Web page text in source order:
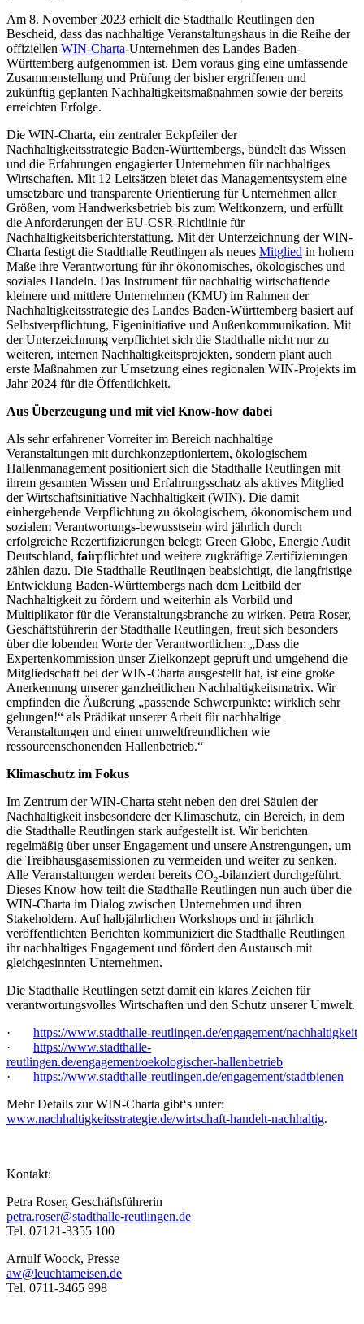
Am 8. November 2023 erhielt die Stadthalle Reutlingen den
Bescheid, dass das nachhaltige Veranstaltungshaus in die Reihe der
offiziellen WIN-Charta-Unternehmen des Landes Baden-
Württemberg aufgenommen ist. Dem voraus ging eine umfassende
Zusammenstellung und Prüfung der bisher ergriffenen und
zukünftig geplanten Nachhaltigkeitsmaßnahmen sowie der bereits
erreichten Erfolge.
Die WIN-Charta, ein zentraler Eckpfeiler der
Nachhaltigkeitsstrategie Baden-Württembergs, bündelt das Wissen
und die Erfahrungen engagierter Unternehmen für nachhaltiges
Wirtschaften. Mit 12 Leitsätzen bietet das Managementsystem eine
umsetzbare und transparente Orientierung für Unternehmen aller
Größen, vom Handwerksbetrieb bis zum Weltkonzern, und erfüllt
die Anforderungen der EU-CSR-Richtlinie für
Nachhaltigkeitsberichterstattung. Mit der Unterzeichnung der WIN-
Charta festigt die Stadthalle Reutlingen als neues Mitglied in hohem
Maße ihre Verantwortung für ihr ökonomisches, ökologisches und
soziales Handeln. Das Instrument für nachhaltig wirtschaftende
kleinere und mittlere Unternehmen (KMU) im Rahmen der
Nachhaltigkeitsstrategie des Landes Baden-Württemberg basiert auf
Selbstverpflichtung, Eigeninitiative und Außenkommunikation. Mit
der Unterzeichnung verpflichtet sich die Stadthalle nicht nur zu
weiteren, internen Nachhaltigkeitsprojekten, sondern plant auch
erste Maßnahmen zur Umsetzung eines regionalen WIN-Projekts im
Jahr 2024 für die Öffentlichkeit.
Aus Überzeugung und mit viel Know-how dabei
Als sehr erfahrener Vorreiter im Bereich nachhaltige
Veranstaltungen mit durchkonzeptioniertem, ökologischem
Hallenmanagement positioniert sich die Stadthalle Reutlingen mit
ihrem gesamten Wissen und Erfahrungsschatz als aktives Mitglied
der Wirtschaftsinitiative Nachhaltigkeit (WIN). Die damit
einhergehende Verpflichtung zu ökologischem, ökonomischem und
sozialem Verantwortungs-bewusstsein wird jährlich durch
erfolgreiche Rezertifizierungen belegt: Green Globe, Energie Audit
Deutschland, fairpflichtet und weitere zugkräftige Zertifizierungen
zählen dazu. Die Stadthalle Reutlingen beabsichtigt, die langfristige
Entwicklung Baden-Württembergs nach dem Leitbild der
Nachhaltigkeit zu fördern und weiterhin als Vorbild und
Multiplikator für die Veranstaltungsbranche zu wirken. Petra Roser,
Geschäftsführerin der Stadthalle Reutlingen, freut sich besonders
über die lobenden Worte der Verantwortlichen: „Dass die
Expertenkommission unser Zielkonzept geprüft und umgehend die
Mitgliedschaft bei der WIN-Charta ausgestellt hat, ist eine große
Anerkennung unserer ganzheitlichen Nachhaltigkeitsmatrix. Wir
empfinden die Äußerung „passende Schwerpunkte: wirklich sehr
gelungen!“ als Prädikat unserer Arbeit für nachhaltige
Veranstaltungen und einen umweltfreundlichen wie
ressourcenschonenden Hallenbetrieb.“
Klimaschutz im Fokus
Im Zentrum der WIN-Charta steht neben den drei Säulen der
Nachhaltigkeit insbesondere der Klimaschutz, ein Bereich, in dem
die Stadthalle Reutlingen stark aufgestellt ist. Wir berichten
regelmäßig über unser Engagement und unsere Anstrengungen, um
die Treibhausgasemissionen zu vermeiden und weiter zu senken.
Alle Veranstaltungen werden bereits CO₂-bilanziert durchgeführt.
Dieses Know-how teilt die Stadthalle Reutlingen nun auch über die
WIN-Charta im Dialog zwischen Unternehmen und ihren
Stakeholdern. Auf halbjährlichen Workshops und in jährlich
veröffentlichten Berichten kommuniziert die Stadthalle Reutlingen
ihr nachhaltiges Engagement und fördert den Austausch mit
gleichgesinnten Unternehmen.
Die Stadthalle Reutlingen setzt damit ein klares Zeichen für
verantwortungsvolles Wirtschaften und den Schutz unserer Umwelt.
· https://www.stadthalle-reutlingen.de/engagement/nachhaltigkeit
· https://www.stadthalle-
reutlingen.de/engagement/oekologischer-hallenbetrieb
· https://www.stadthalle-reutlingen.de/engagement/stadtbienen
Mehr Details zur WIN-Charta gibt‘s unter:
www.nachhaltigkeitsstrategie.de/wirtschaft-handelt-nachhaltig.
Kontakt:
Petra Roser, Geschäftsführerin
petra.roser@stadthalle-reutlingen.de
Tel. 07121-3355 100
Arnulf Woock, Presse
aw@leuchtameisen.de
Tel. 0711-3465 998